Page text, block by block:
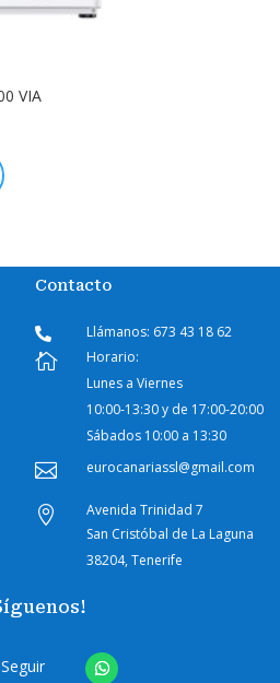
VIA
Contacto
 Llámanos: 673 43 18 62

Horario:
Lunes a Viernes
10:00-13:30 y de 17:00-20:00
Sábados 10:00 a 13:30
 eurocanariassl@gmail.com

Avenida Trinidad 7
San Cristóbal de La Laguna
38204, Tenerife
Seguir